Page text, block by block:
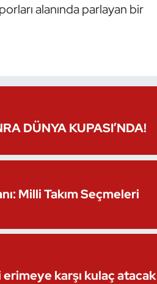
alanında parlayan bir
DÜNYA KUPASI’NDA!
Milli Takım Seçmeleri
karşı kulaç atacak